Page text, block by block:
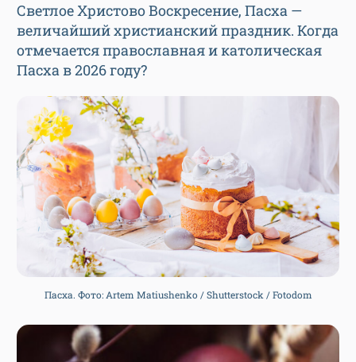
Светлое Христово Воскресение, Пасха —
величайший христианский праздник. Когда
отмечается православная и католическая
Пасха в 2026 году?
Пасха. Фото: Artem Matiushenko / Shutterstock / Fotodom